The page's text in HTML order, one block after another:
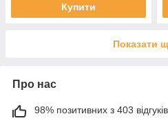
Купити
Показати
Про нас
98% позитивних з 403